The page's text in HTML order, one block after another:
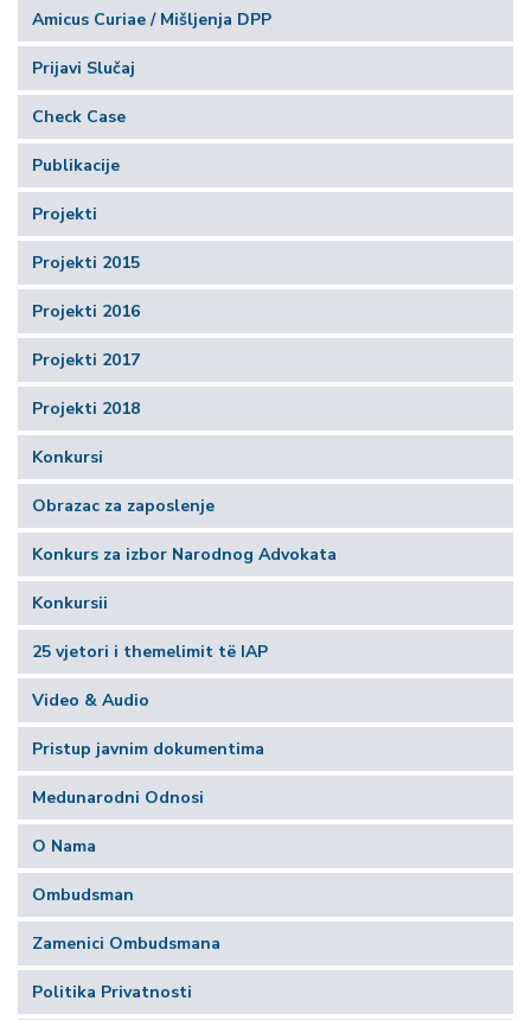
Amicus Curiae / Mišljenja DPP
Prijavi Slučaj
Check Case
Publikacije
Projekti
Projekti 2015
Projekti 2016
Projekti 2017
Projekti 2018
Konkursi
Obrazac za zaposlenje
Konkurs za izbor Narodnog Advokata
Konkursii
25 vjetori i themelimit të IAP
Video & Audio
Pristup javnim dokumentima
Medunarodni Odnosi
О Nama
Ombudsman
Zamenici Ombudsmana
Politika Privatnosti